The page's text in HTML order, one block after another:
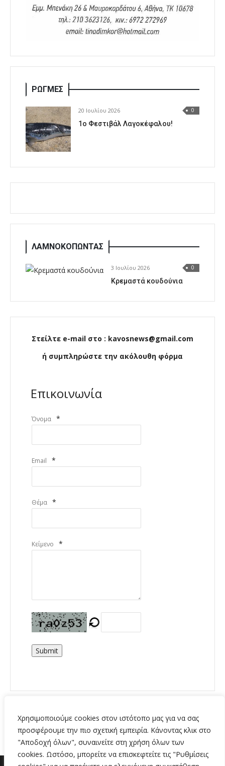
Χρησιμοποιούμε cookies στον ιστότοπο μας για να σας
προσφέρουμε την πιο σχετική εμπειρία. Κάνοντας κλικ στο
"Αποδοχή όλων", συναινείτε στη χρήση όλων των
cookies. Ωστόσο, μπορείτε να επισκεφτείτε τις "Ρυθμίσεις
ΡΩΓΜΕΣ
20 Ιουλίου 2026 0
1o Φεστιβάλ Λαγοκέφαλου!
ΛΑΜΝΟΚΟΠΩΝΤΑΣ
3 Ιουλίου 2026 0
Κρεμαστά κουδούνια
Στείλτε e-mail στο : kavosnews@gmail.com
ή συμπληρώστε την ακόλουθη φόρμα
Επικοινωνία
Όνομα *
Email *
Θέμα *
Κείμενο *
Submit